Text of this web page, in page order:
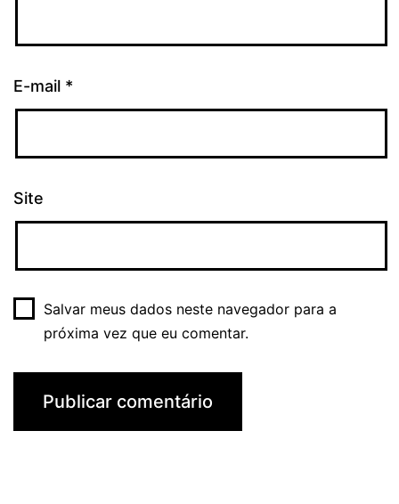
E-mail *
Site
Salvar meus dados neste navegador para a
próxima vez que eu comentar.